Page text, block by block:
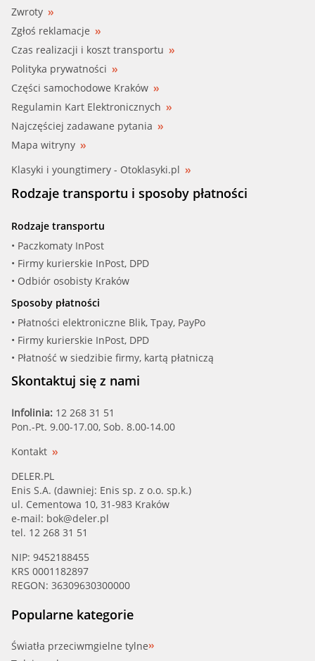
Zwroty
Zgłoś reklamacje
Czas realizacji i koszt transportu
Polityka prywatności
Części samochodowe Kraków
Regulamin Kart Elektronicznych
Najczęściej zadawane pytania
Mapa witryny
Klasyki i youngtimery - Otoklasyki.pl
Rodzaje transportu i sposoby płatności
Rodzaje transportu
• Paczkomaty InPost
• Firmy kurierskie InPost, DPD
• Odbiór osobisty Kraków
Sposoby płatności
• Płatności elektroniczne Blik, Tpay, PayPo
• Firmy kurierskie InPost, DPD
• Płatność w siedzibie firmy, kartą płatniczą
Skontaktuj się z nami
Infolinia: 12 268 31 51
Pon.-Pt. 9.00-17.00, Sob. 8.00-14.00
Kontakt
DELER.PL
Enis S.A. (dawniej: Enis sp. z o.o. sp.k.)
ul. Cementowa 10, 31-983 Kraków
e-mail: bok@deler.pl
tel. 12 268 31 51
NIP: 9452188455
KRS 0001182897
REGON: 36309630300000
Popularne kategorie
Światła przeciwmgielne tylne